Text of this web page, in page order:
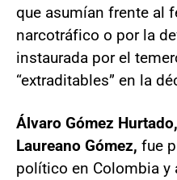
que asumían frente al
narcotráfico o por la
instaurada por el
“extraditables” en la
Álvaro Gómez
Laureano Gómez, fue
político en Colombia y